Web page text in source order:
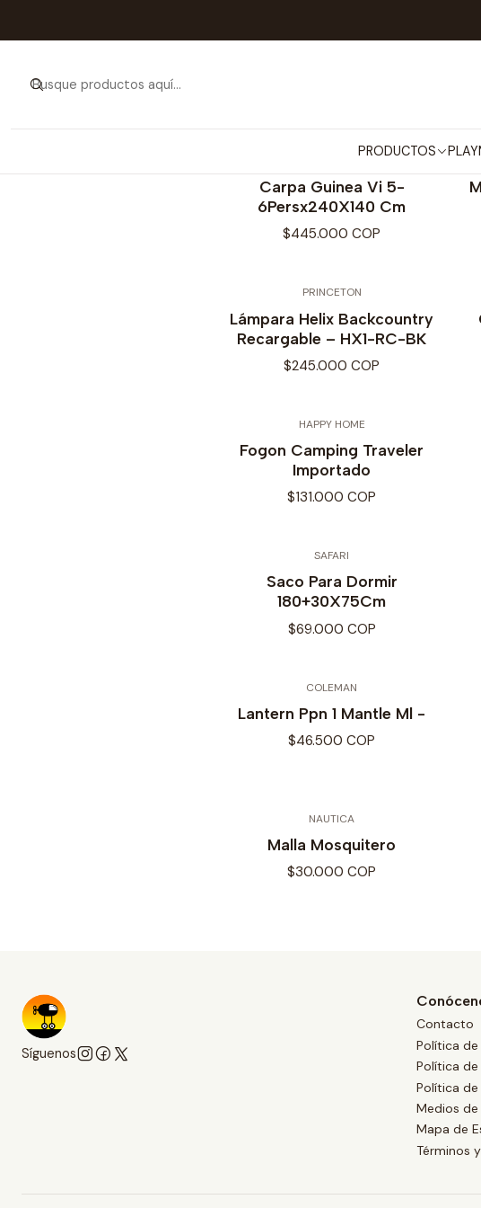
PRODUCTOS
Carpa Guinea Vi 5-
6Persx240X140 Cm
$445.000 COP
PRINCETON
Lámpara Helix Backcountry
Recargable – HX1-RC-BK
$245.000 COP
HAPPY HOME
Fogon Camping Traveler
Importado
$131.000 COP
SAFARI
Saco Para Dormir
180+30X75Cm
$69.000 COP
COLEMAN
Lantern Ppn 1 Mantle Ml -
$46.500 COP
NAUTICA
Malla Mosquitero
$30.000 COP
Síguenos
Contacto
Política de
Política
Política de
Medios
Mapa de
Términos